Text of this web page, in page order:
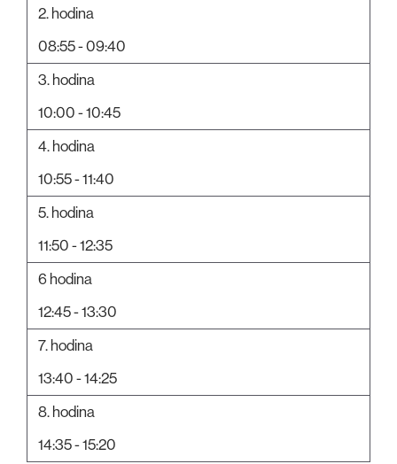
2. hodina
08:55 - 09:40
3. hodina
10:00 - 10:45
4. hodina
10:55 - 11:40
5. hodina
11:50 - 12:35
6 hodina
12:45 - 13:30
7. hodina
13:40 - 14:25
8. hodina
14:35 - 15:20